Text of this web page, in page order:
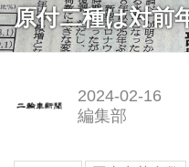
原付二種は対前
2024-02-16
編集部